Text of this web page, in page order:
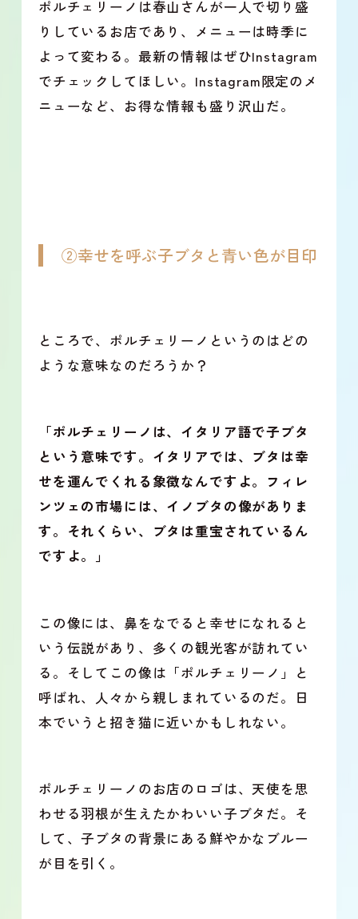
ポルチェリーノは春山さんが一人で切り盛
りしているお店であり、メニューは時季に
よって変わる。最新の情報はぜひInstagram
でチェックしてほしい。Instagram限定のメ
ニューなど、お得な情報も盛り沢山だ。
②幸せを呼ぶ子ブタと青い色が目印
ところで、ポルチェリーノというのはどの
ような意味なのだろうか？
「ポルチェリーノは、イタリア語で子ブタ
という意味です。イタリアでは、ブタは幸
せを運んでくれる象徴なんですよ。フィレ
ンツェの市場には、イノブタの像がありま
す。それくらい、ブタは重宝されているん
ですよ。」
この像には、鼻をなでると幸せになれると
いう伝説があり、多くの観光客が訪れてい
る。そしてこの像は「ポルチェリーノ」と
呼ばれ、人々から親しまれているのだ。日
本でいうと招き猫に近いかもしれない。
ポルチェリーノのお店のロゴは、天使を思
わせる羽根が生えたかわいい子ブタだ。そ
して、子ブタの背景にある鮮やかなブルー
が目を引く。